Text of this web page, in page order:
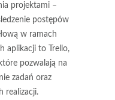
projektami–
postępów
w ramach
aplikacji to Trello,
pozwalają na
zadań oraz
realizacji.